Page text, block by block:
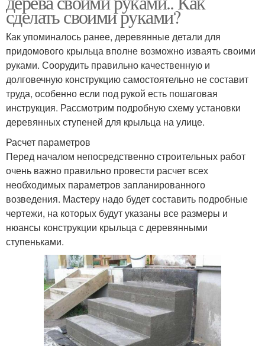
сделать своими руками?
Как упоминалось ранее, деревянные детали для
придомового крыльца вполне возможно изваять своими
руками. Соорудить правильно качественную и
долговечную конструкцию самостоятельно не составит
труда, особенно если под рукой есть пошаговая
инструкция. Рассмотрим подробную схему установки
деревянных ступеней для крыльца на улице.
Расчет параметров
Перед началом непосредственно строительных работ
очень важно правильно провести расчет всех
необходимых параметров запланированного
возведения. Мастеру надо будет составить подробные
чертежи, на которых будут указаны все размеры и
нюансы конструкции крыльца с деревянными
ступеньками.